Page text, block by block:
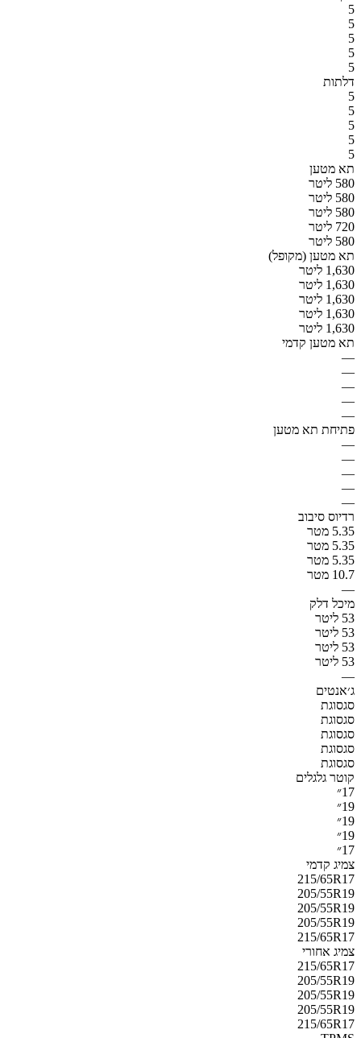
5
5
5
5
5
דלתות
5
5
5
5
5
תא מטען
580 ליטר
580 ליטר
580 ליטר
720 ליטר
580 ליטר
תא מטען (מקופל)
1,630 ליטר
1,630 ליטר
1,630 ליטר
1,630 ליטר
1,630 ליטר
תא מטען קדמי
—
—
—
—
—
פתיחת תא מטען
—
—
—
—
—
רדיוס סיבוב
5.35 מטר
5.35 מטר
5.35 מטר
10.7 מטר
—
מיכל דלק
53 ליטר
53 ליטר
53 ליטר
53 ליטר
—
ג׳אנטים
סגסוגת
סגסוגת
סגסוגת
סגסוגת
סגסוגת
קוטר גלגלים
17״
19״
19״
19״
17״
צמיג קדמי
215/65R17
205/55R19
205/55R19
205/55R19
215/65R17
צמיג אחורי
215/65R17
205/55R19
205/55R19
205/55R19
215/65R17